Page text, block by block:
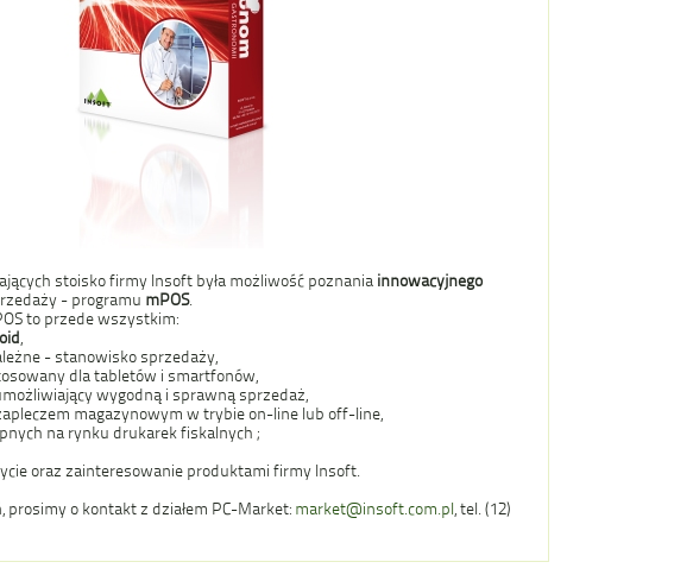
stoisko firmy Insoft była możliwość poznania innowacyjnego
- programu mPOS.
to przede wszystkim:
- stanowisko sprzedaży,
dla tabletów i smartfonów,
wygodną i sprawną sprzedaż,
magazynowym w trybie on-line lub off-line,
na rynku drukarek fiskalnych ;
oraz zainteresowanie produktami firmy Insoft.
prosimy o kontakt z działem PC-Market: market@insoft.com.pl , tel. (12)